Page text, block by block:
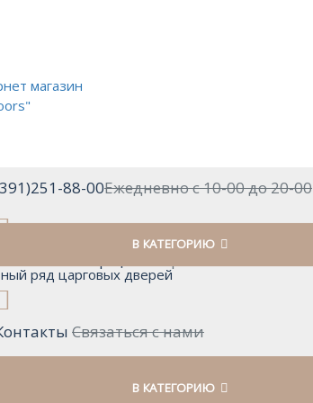
88-00Ежедневно с 10-00 до 20-00
Связаться с нами
В КАТЕГОРИЮ
ряд царговых дверей
В КАТЕГОРИЮ